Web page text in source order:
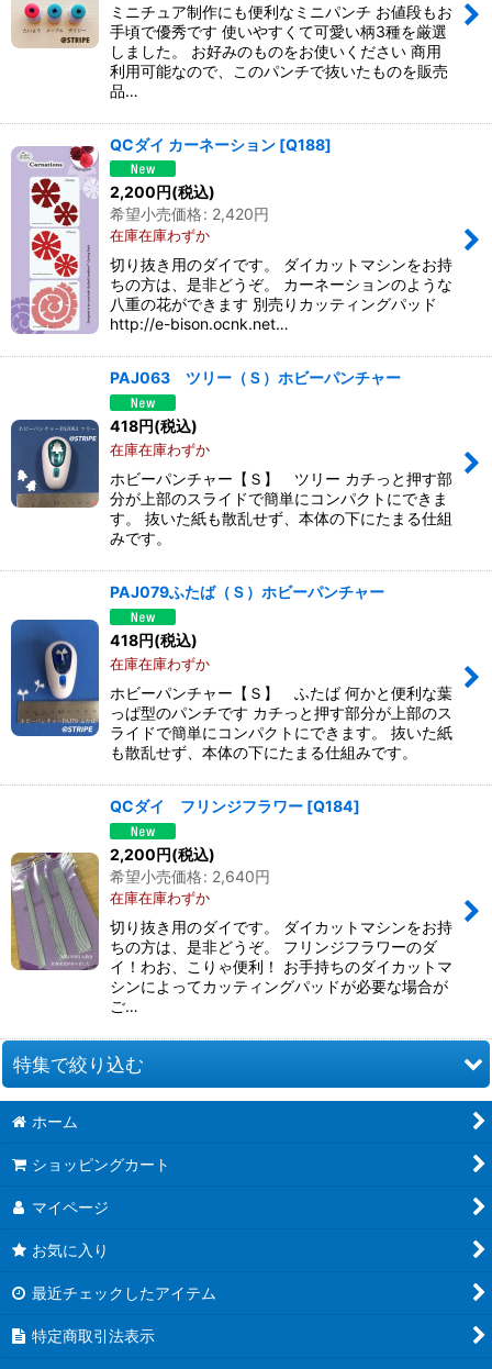
ミニチュア制作にも便利なミニパンチ お値段もお
手頃で優秀です 使いやすくて可愛い柄3種を厳選
しました。 お好みのものをお使いください 商用
利用可能なので、このパンチで抜いたものを販売
品…
QCダイ カーネーション [Q188]
2,200 円(税込)
希望小売価格: 2,420円
在庫在庫わずか
切り抜き用のダイです。 ダイカットマシンをお持
ちの方は、是非どうぞ。 カーネーションのような
八重の花ができます 別売りカッティングパッド
http://e-bison.ocnk.net…
PAJ063 ツリー（Ｓ）ホビーパンチャー
418円(税込)
在庫在庫わずか
ホビーパンチャー【Ｓ】 ツリー カチっと押す部
分が上部のスライドで簡単にコンパクトにできま
す。 抜いた紙も散乱せず、本体の下にたまる仕組
みです。
PAJ079ふたば（Ｓ）ホビーパンチャー
418円(税込)
在庫在庫わずか
ホビーパンチャー【Ｓ】 ふたば 何かと便利な葉
っぱ型のパンチです カチっと押す部分が上部のス
ライドで簡単にコンパクトにできます。 抜いた紙
も散乱せず、本体の下にたまる仕組みです。
QCダイ フリンジフラワー [Q184]
2,200円(税込)
希望小売価格: 2,640円
在庫在庫わずか
切り抜き用のダイです。 ダイカットマシンをお持
ちの方は、是非どうぞ。 フリンジフラワーのダ
イ！わお、こりゃ便利！ お手持ちのダイカットマ
シンによってカッティングパッドが必要な場合が
ご…
特集で絞り込む
お道具類
クイリングキット
ペーパー類
●ウエディング●
★クリスマス特集★
ホーム
ショッピングカート
マイページ
お気に入り
最近チェックしたアイテム
特定商取引法表示